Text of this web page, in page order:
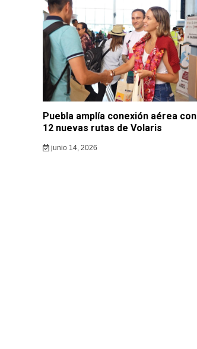
Puebla amplía conexión aérea con
12 nuevas rutas de Volaris
junio 14, 2026